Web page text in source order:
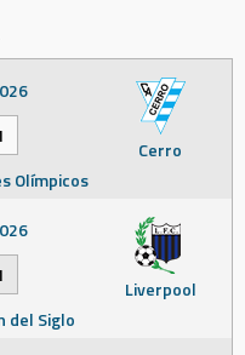
Cerro
Olímpicos
Liverpool
del Siglo